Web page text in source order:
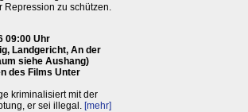
Repression zu schützen.
09:00 Uhr
Landgericht, An der
siehe Aushang)
des Films Unter
kriminalisiert mit der
er sei illegal. [mehr]